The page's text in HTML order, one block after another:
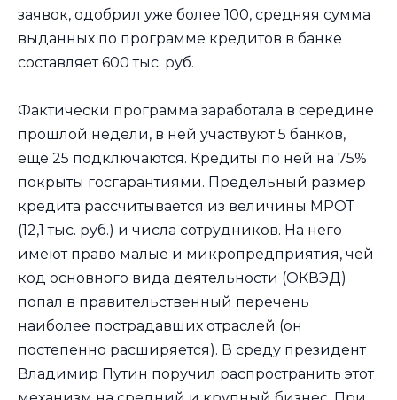
заявок, одобрил уже более 100, средняя сумма
выданных по программе кредитов в банке
составляет 600 тыс. руб.
Фактически программа заработала в середине
прошлой недели, в ней участвуют 5 банков,
еще 25 подключаются. Кредиты по ней на 75%
покрыты госгарантиями. Предельный размер
кредита рассчитывается из величины МРОТ
(12,1 тыс. руб.) и числа сотрудников. На него
имеют право малые и микропредприятия, чей
код основного вида деятельности (ОКВЭД)
попал в правительственный перечень
наиболее пострадавших отраслей (он
постепенно расширяется). В среду президент
Владимир Путин поручил распространить этот